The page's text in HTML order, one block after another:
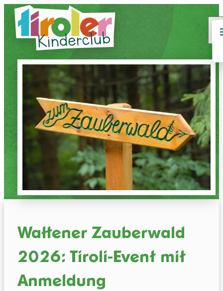
Wattener Zauberwald
2026: Tiroli-Event mit
Anmeldung